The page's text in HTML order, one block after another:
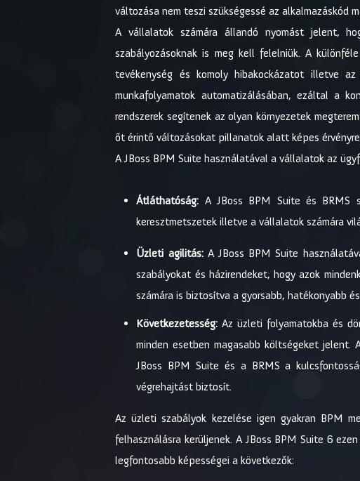
változása nem teszi szükségessé az alkalmazáskód
A vállalatok számára állandó nyomást jelent,
szabályozásoknak is meg kell felelniük. A
tevékenység és komoly hibakockázatot illetve
munkafolyamatok automatizálásában, ezáltal a
rendszerek segítenek az olyan környezetek
őt érintő változásokat pillanatok alatt képes
A JBoss BPM Suite használatával a vállalatok az
Átláthatóság: A JBoss BPM Suite és BRMS
keresztmetszetek illetve a vállalatok számára
Üzleti agilitás:A JBoss BPM Suite
szabályokat és házirendeket, hogy azok
számára is biztosítva a gyorsabb, hatékonyabb
Következetesség: Az üzleti folyamatokba és
minden esetben magasabb költségeket jelent.
JBoss BPM Suite és a BRMS a
végrehajtást biztosít.
Az üzleti szabályok kezelése igen gyakran BPM
felhasználásra kerüljenek. A JBoss BPM Suite 6
legfontosabb képességei a következők: